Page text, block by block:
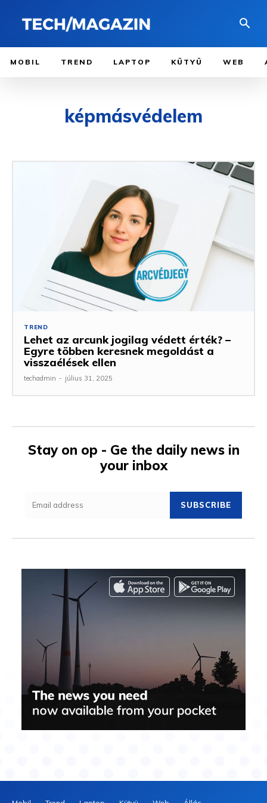
MOBIL TREND LAPTOP KÜTYÜ WEB
képmásvédelem
TREND
Lehet az arcunk jogilag védett érték? –
Egyre többen keresnek megoldást a
visszaélések ellen
techadmin - július 31, 2025
Stay on op - Ge the daily news in
your inbox
SUBSCRIBE